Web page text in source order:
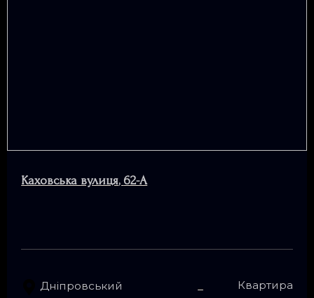
Каховська вулиця,62-А
Дніпровський Квартира